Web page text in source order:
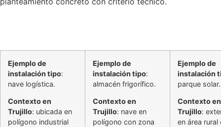
Ejemplo de
instalación tipo:
nave logística.
Contexto en
Trujillo: ubicada en
polígono industrial
Ejemplo de
instalación tipo:
almacén frigorífico.
Contexto en
Trujillo: nave en
polígono con zona
Ejemplo de
instalación
parque solar.
Contexto en
Trujillo:
en área rural